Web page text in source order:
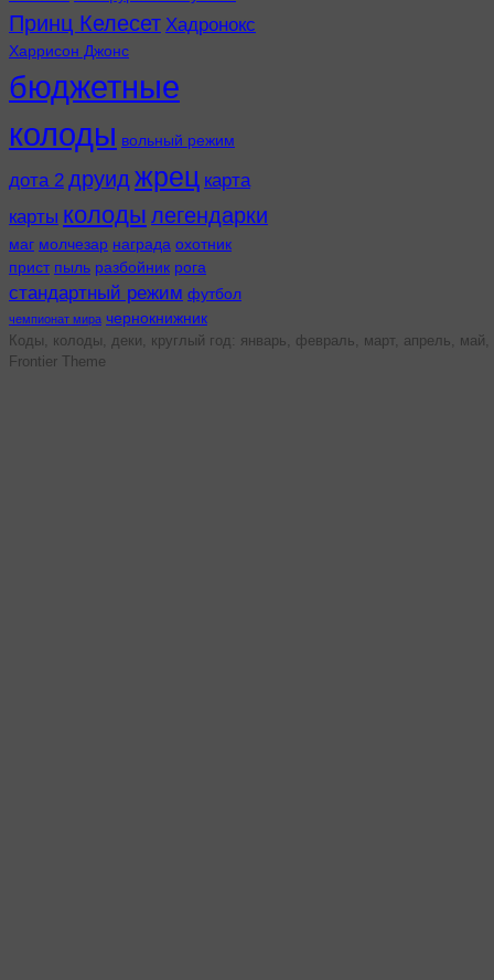
Принц Келесет Хадронокс
Харрисон Джонс
бюджетные
колоды вольный режим
дота 2 друид жрец карта
карты колоды легендарки
маг молчезар награда охотник
прист пыль разбойник рога
стандартный режим футбол
чемпионат мира чернокнижник
Коды, колоды, деки, круглый год: январь, февраль, март, апрель,
Frontier Theme